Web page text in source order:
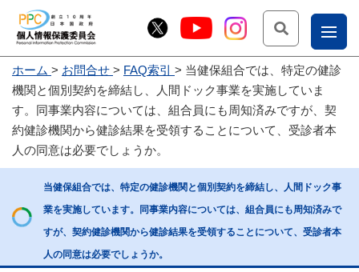
お
問
こー
じょ
ー部
ホーム お問合せ FAQ索引
当健保組合では、特定の健診
機関と個別契約を締結し、人間ドック事業を実施していま
す。同事業内容については、組合員にも周知済みですが、契
約健診機関から健診結果を受領することについて、受診者本
人の同意は必要でしょうか。
当健保組合では、特定の健診機関と個別契約を締結し、人間ドック事
業を実施しています。同事業内容については、組合員にも周知済みで
すが、契約健診機関から健診結果を受領することについて、受診者本
人の同意は必要でしょうか。